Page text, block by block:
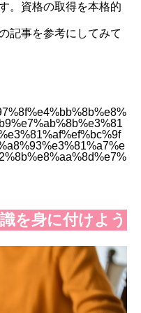
。資格の取得を本格的
記事を参考にしてみて
を身に付けよう